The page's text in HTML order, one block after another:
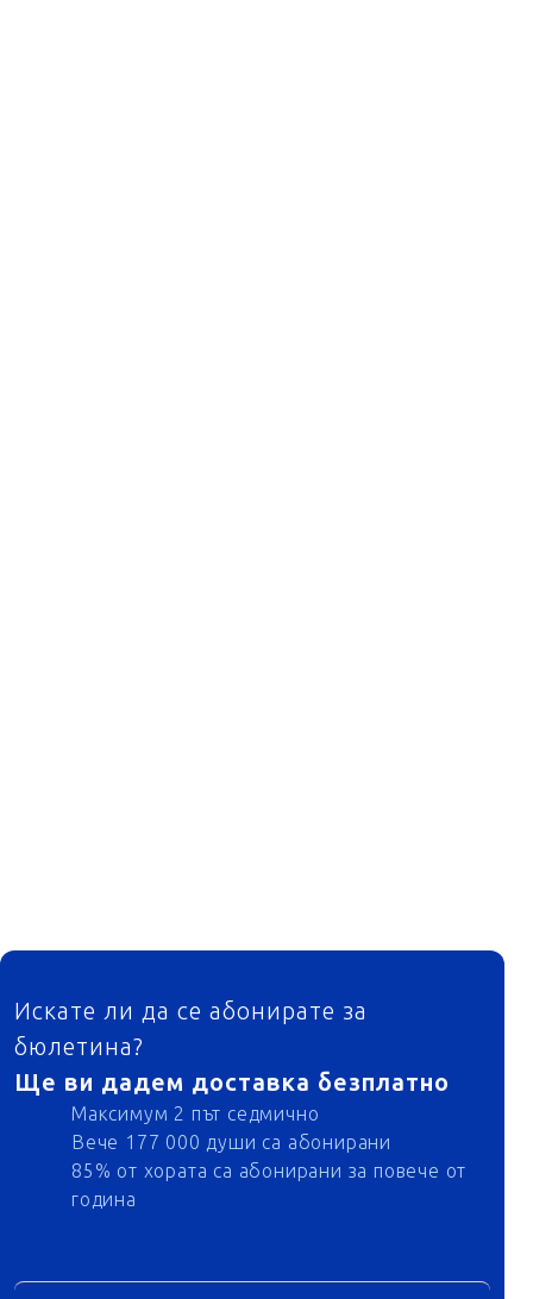
ФУТЕР
Искате ли да се абонирате за
бюлетина?
Ще ви дадем доставка безплатно
Максимум 2 път седмично
Вече 177 000 души са абонирани
85% от хората са абонирани за повече от
година